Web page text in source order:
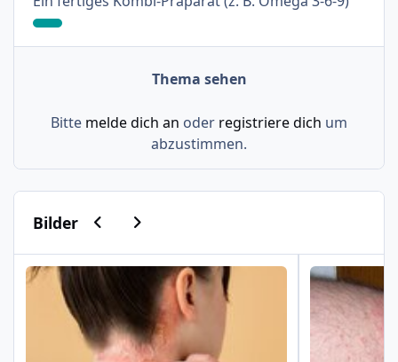
Thema sehen
Bitte melde dich an oder registriere dich um
abzustimmen.
BilderVorherige Karussell-Folie
Nächste Karussell-Folie
Psoriasis am Haaransatz und an der Hand